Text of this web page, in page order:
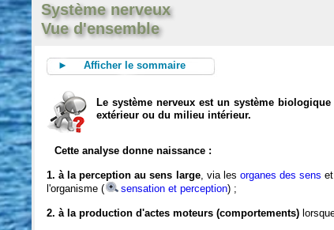
Système nerveux
Vue d'ensemble
► Afficher le sommaire
Le système nerveux est un système
extérieur ou du milieu intérieur.
Cette analyse donne naissance :
1. à la perception au sens large, via les organes des sens
l'organisme (
sensation et perception) ;
2. à la production d'actes moteurs (comportements)